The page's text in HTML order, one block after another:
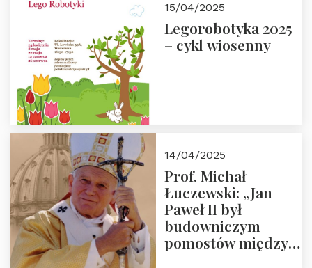
Trójmorza.
15/04/2025
Legorobotyka 2025
– cykl wiosenny
14/04/2025
Prof. Michał
Łuczewski: „Jan
Paweł II był
budowniczym
pomostów między